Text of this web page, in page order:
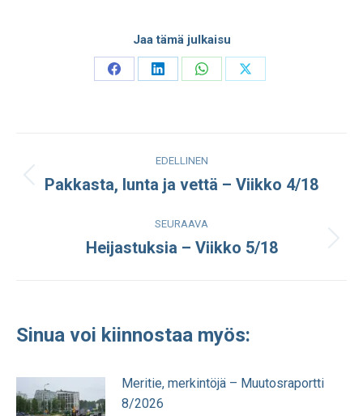
Jaa tämä julkaisu
Share
Share
Share
Share
navigation
EDELLINEN
Edellinen
Pakkasta, lunta ja vettä – Viikko 4/18
SEURAAVA
Seuraava
Heijastuksia – Viikko 5/18
Sinua voi kiinnostaa myös:
Meritie, merkintöjä – Muutosraportti
8/2026